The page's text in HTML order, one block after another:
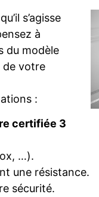
s’agisse
à
du modèle
de votre
:
certifiée 3
…).
une résistance.
sécurité.